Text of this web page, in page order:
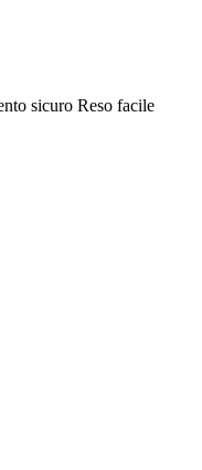
sicuro Reso facile